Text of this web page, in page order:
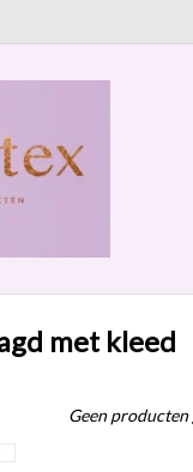
met kleed
Geen producten